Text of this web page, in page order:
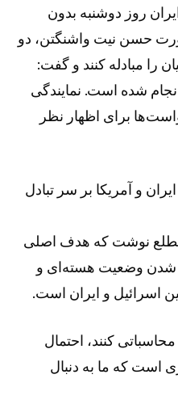
روز دوشنبه بدون
حسن نیت واشنگتن، دو
را مبادله کنند و گفت:
شده است. نمایندگی
برای اظهار نظر
و آمریکا بر سر تبادل
مطلع نوشت که هدف اصلی
شدن وضعیت هسته‌ای و
اسرائیل و ایران است.
کنند، احتمال
است که ما به دنبال